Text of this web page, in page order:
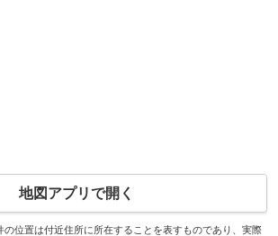
地図アプリで開く
位置は付近住所に所在することを表すものであり、実際